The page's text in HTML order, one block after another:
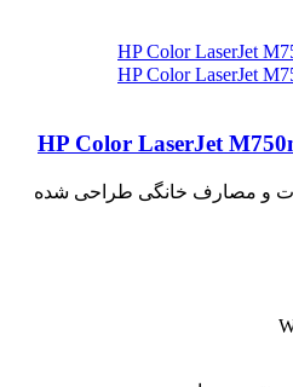
و مصارف خانگی طراحی شده